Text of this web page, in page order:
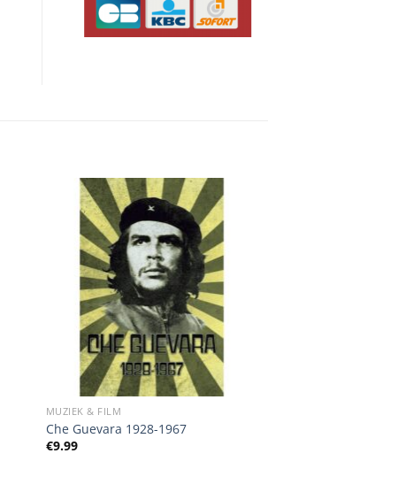
MUZIEK & FILM
Che Guevara 1928-1967
€9.99